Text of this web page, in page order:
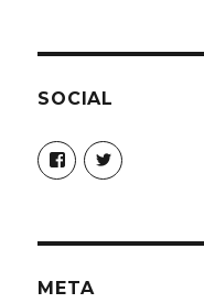
SOCIAL
Profil
von
christoph.fleischer1
anzeigen
Profil
von
anzeigen
META